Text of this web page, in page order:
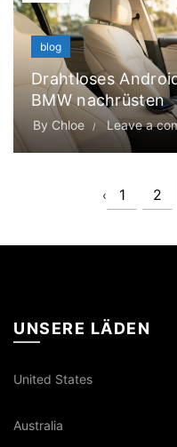
blog
Drahtloses
BMW nachrüsten
By Chloe Leave a
‹ 1 2
UNSERE LÄDEN
United States
Australia